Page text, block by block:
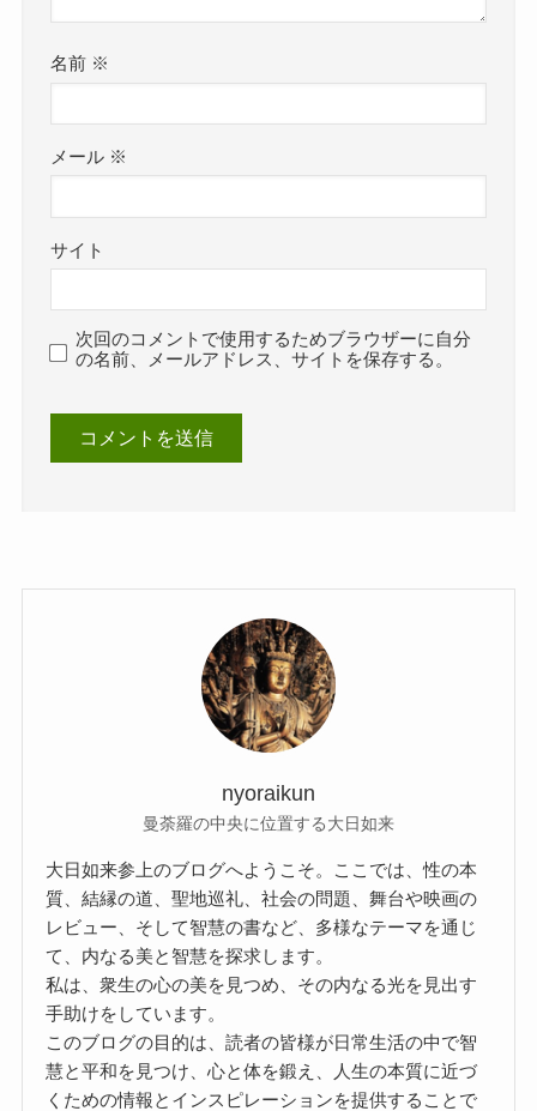
名前 ※
メール ※
サイト
次回のコメントで使用するためブラウザーに自分
の名前、メールアドレス、サイトを保存する。
nyoraikun
曼荼羅の中央に位置する大日如来
大日如来参上のブログへようこそ。ここでは、性の本
質、結縁の道、聖地巡礼、社会の問題、舞台や映画の
レビュー、そして智慧の書など、多様なテーマを通じ
て、内なる美と智慧を探求します。
私は、衆生の心の美を見つめ、その内なる光を見出す
手助けをしています。
このブログの目的は、読者の皆様が日常生活の中で智
慧と平和を見つけ、心と体を鍛え、人生の本質に近づ
くための情報とインスピレーションを提供することで